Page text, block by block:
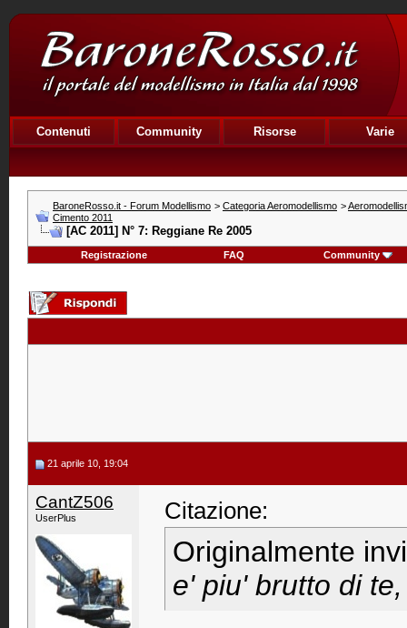
Contenuti Community Risorse Varie
BaroneRosso.it - Forum Modellismo > Categoria Aeromodellismo >
Cimento 2011
[AC 2011] N° 7: Reggiane Re 2005
Registrazione FAQ Community
21 aprile 10, 19:04
CantZ506
UserPlus Citazione:
Originalmente
e' piu' brutto di